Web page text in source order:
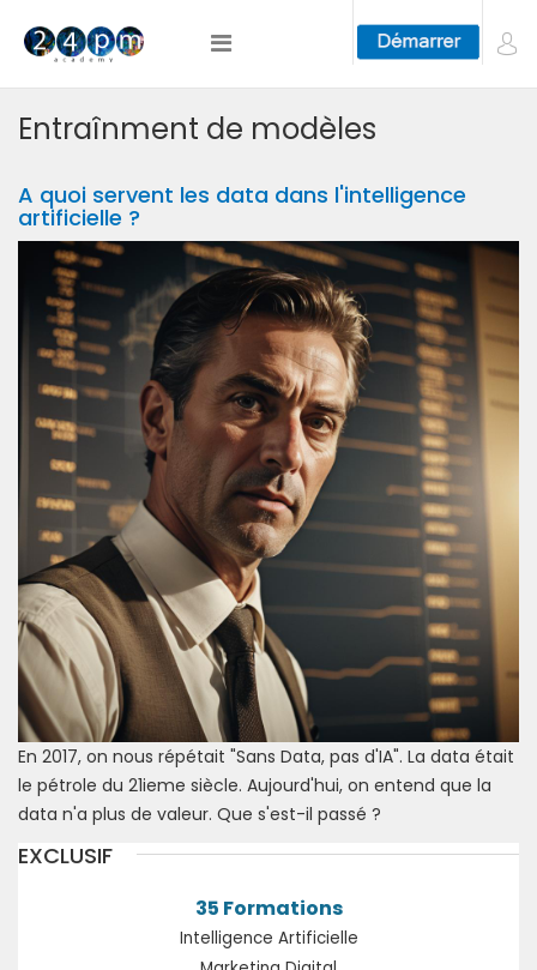
Entraînment de modèles
A quoi servent les data dans l'intelligence
artificielle ?
En 2017, on nous répétait "Sans Data, pas d'IA". La data était
le pétrole du 21ieme siècle. Aujourd'hui, on entend que la
data n'a plus de valeur. Que s'est-il passé ?
EXCLUSIF
35 Formations
Intelligence Artificielle